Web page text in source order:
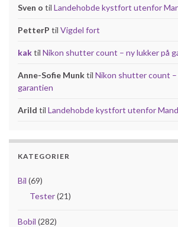
Sven o til Landehobde kystfort utenfor
PetterP til Vigdel fort
kaktil Nikon shutter count – ny lukker på
Anne-Sofie Munktil Nikon shutter count –
garantien
Arild til Landehobde kystfort utenfor
KATEGORIER
Bil (69)
Tester(21)
Bobil (282)